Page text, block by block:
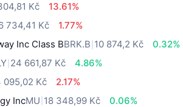
Kč
13.61%
734,41 Kč
1.77%
Inc Class BBRK.B 10 874,2 Kč
0.32%
24 661,87 Kč
4.86%
095,02 Kč
2.17%
IncMU 18 348,99 Kč
0.06%